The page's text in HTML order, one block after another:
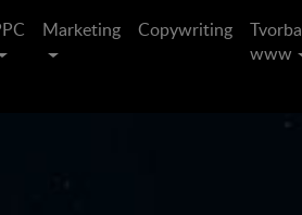
Marketing Copywriting
Tvorba
www